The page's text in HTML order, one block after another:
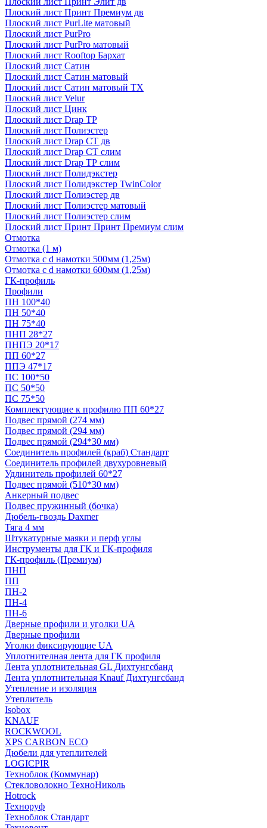
Плоский лист Принт Премиум дв
Плоский лист PurLite матовый
Плоский лист PurPro
Плоский лист PurPro матовый
Плоский лист Rooftop Бархат
Плоский лист Сатин
Плоский лист Сатин матовый
Плоский лист Сатин матовый TX
Плоский лист Velur
Плоский лист Цинк
Плоский лист Drap ТР
Плоский лист Полиэстер
Плоский лист Drap СТ дв
Плоский лист Drap СТ слим
Плоский лист Drap ТР слим
Плоский лист Полидэкстер
Плоский лист Полидэкстер TwinColor
Плоский лист Полиэстер дв
Плоский лист Полиэстер матовый
Плоский лист Полиэстер слим
Плоский лист Принт Принт Премиум слим
Отмотка
Отмотка (1 м)
Отмотка с d намотки 500мм (1,25м)
Отмотка с d намотки 600мм (1,25м)
ГК-профиль
Профили
ПН 100*40
ПН 50*40
ПН 75*40
ПНП 28*27
ПНПЭ 20*17
ПП 60*27
ППЭ 47*17
ПС 100*50
ПС 50*50
ПС 75*50
Комплектующие к профилю ПП 60*27
Подвес прямой (274 мм)
Подвес прямой (294 мм)
Подвес прямой (294*30 мм)
Соединитель профилей (краб) Стандарт
Соединитель профилей двухуровневый
Удлинитель профилей 60*27
Подвес прямой (510*30 мм)
Анкерный подвес
Подвес пружинный (бочка)
Дюбель-гвоздь Daxmer
Тяга 4 мм
Штукатурные маяки и перф углы
Инструменты для ГК и ГК-профиля
ГК-профиль (Премиум)
ПНП
ПП
ПН-2
ПН-4
ПН-6
Дверные профили и уголки UA
Дверные профили
Уголки фиксирующие UA
Уплотнителная лента для ГК профиля
Лента уплотнительная GL Дихтунгсбанд
Лента уплотнительная Knauf Дихтунгсбанд
Утепление и изоляция
Утеплитель
Isobox
KNAUF
ROCKWOOL
XPS CARBON ECO
Дюбели для утеплителей
LOGICPIR
Техноблок (Коммунар)
Стекловолокно ТехноНиколь
Hotrock
Технoруф
Техноблок Стандарт